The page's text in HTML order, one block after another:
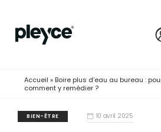
Accueil » Boire plus d’eau au bureau :
comment y remédier ?
BIEN-ÊTRE 10 avril 2025